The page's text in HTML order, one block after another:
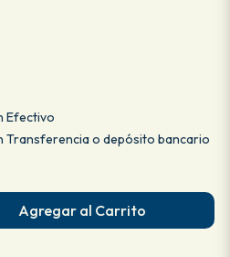
Efectivo
Transferencia o depósito bancario
Agregar al Carrito